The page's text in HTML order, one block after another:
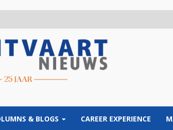
& BLOGS CAREER EXPERIENCE